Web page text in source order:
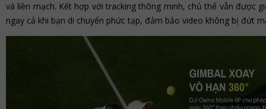
và liền mạch. Kết hợp với tracking thông minh, chủ thể vẫn được
ngay cả khi bạn di chuyển phức tạp, đảm bảo video không bị đứt